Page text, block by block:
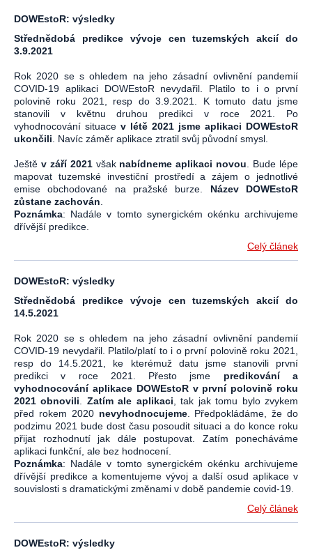
DOWEstoR: výsledky
Střednědobá predikce vývoje cen tuzemských akcií do
3.9.2021
Rok 2020 se s ohledem na jeho zásadní ovlivnění pandemií
COVID-19 aplikaci DOWEstoR nevydařil. Platilo to i o první
polovině roku 2021, resp do 3.9.2021. K tomuto datu jsme
stanovili v květnu druhou predikci v roce 2021. Po
vyhodnocování situace v létě 2021 jsme aplikaci DOWEstoR
ukončili . Navíc záměr aplikace ztratil svůj původní smysl.
Ještě v září 2021však nabídneme aplikaci novou . Bude lépe
mapovat tuzemské investiční prostředí a zájem o jednotlivé
emise obchodované na pražské burze. Název DOWEstoR
zůstane zachován
Poznámka: Nadále v tomto synergickém okénku archivujeme
dřívější predikce.
Celý článek
DOWEstoR: výsledky
Střednědobá predikce vývoje cen tuzemských akcií do
14.5.2021
Rok 2020 se s ohledem na jeho zásadní ovlivnění pandemií
COVID-19 nevydařil. Platilo/platí to i o první polovině roku 2021,
resp do 14.5.2021, ke kterémuž datu jsme stanovili první
predikci v roce 2021. Přesto jsme predikování a
vyhodnocování aplikace DOWEstoR v první polovině roku
2021 obnovili
Zatím ale aplikaci , tak jak tomu bylo zvykem
před rokem 2020 nevyhodnocujeme. Předpokládáme, že do
podzimu 2021 bude dost času posoudit situaci a do konce roku
přijat rozhodnutí jak dále postupovat. Zatím ponecháváme
aplikaci funkční, ale bez hodnocení.
Poznámka: Nadále v tomto synergickém okénku archivujeme
dřívější predikce a komentujeme vývoj a další osud aplikace v
souvislosti s dramatickými změnami v době pandemie covid-19.
Celý článek
DOWEstoR: výsledky